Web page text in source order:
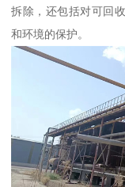
拆除，还包括对可回
和环境的保护。